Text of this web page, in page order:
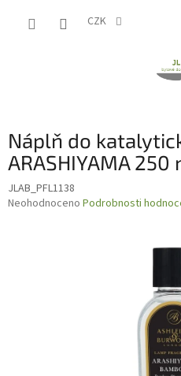
CZK
Náplň do
ARASHIYAMA 250
JLAB_PFL1138
Průměrné
Neohodnoceno Podrobnosti